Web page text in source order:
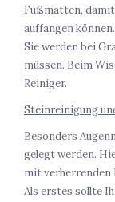
Fußmatten,
auffangen können.
Sie werden bei
müssen. Beim
Reiniger.
Steinreinigung
Besonders
gelegt werden.
mit verherrenden
Als erstes sollte